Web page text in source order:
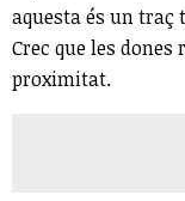
aquesta és un traç
Crec que les
proximitat.